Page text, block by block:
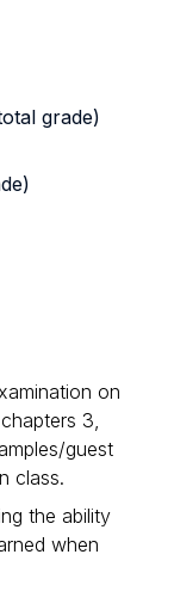
grade)
on
3,
guest
class.
the ability
when